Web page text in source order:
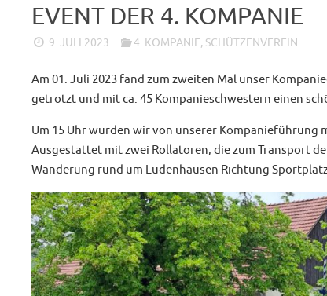
EVENT DER 4. KOMPANIE
9. JULI 2023 4. KOMPANIE, SCHÜTZENVEREIN
Am 01. Juli 2023 fand zum zweiten Mal unser
getrotzt und mit ca. 45 Kompanieschwestern einen
Um 15 Uhr wurden wir von unserer
Ausgestattet mit zwei Rollatoren, die zum Transport
Wanderung rund um Lüdenhausen Richtung
Schützenfest
23. JUNI 2026